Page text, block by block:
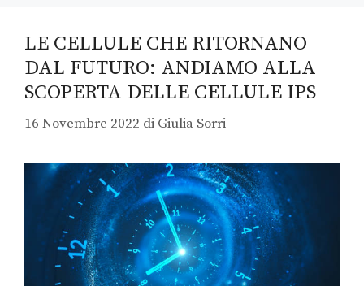
LE CELLULE CHE RITORNANO
DAL FUTURO: ANDIAMO ALLA
SCOPERTA DELLE CELLULE IPS
16 Novembre 2022 di Giulia Sorri